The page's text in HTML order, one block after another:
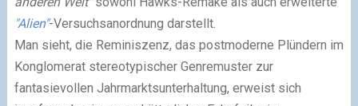
"Alien"-Versuchsanordnung darstellt.
Man sieht, die Reminiszenz, das postmoderne Plündern im
Konglomerat stereotypischer Genremuster zur
fantasievollen Jahrmarktsunterhaltung, erweist sich